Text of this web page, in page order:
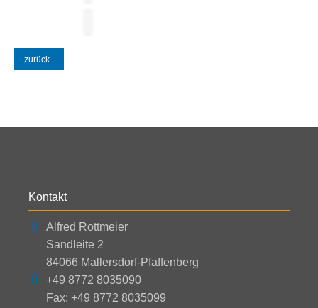
zurück
Kontakt
Alfred Rottmeier
Sandleite 2
84066 Mallersdorf-Pfaffenberg
+49 8772 8035090
Fax: +49 8772 8035099